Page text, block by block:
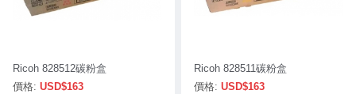
Ricoh 828512碳粉盒
價格: USD$163
Ricoh 828511碳粉盒
價格: USD$163